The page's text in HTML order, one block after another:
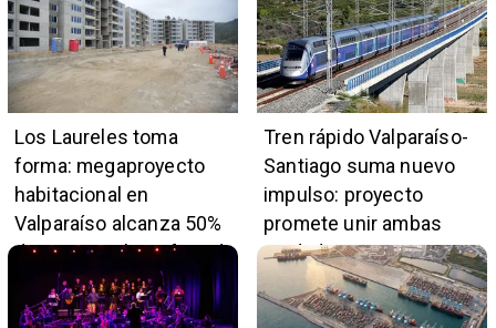
Los Laureles toma
forma: megaproyecto
habitacional en
Valparaíso alcanza 50%
de avance y beneficiará
a 396 familias
Tren rápido Valparaíso-
Santiago suma nuevo
impulso: proyecto
promete unir ambas
ciudades en 45 minutos